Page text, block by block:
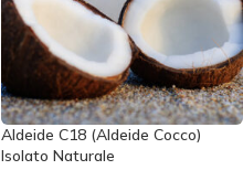
Aldeide C18 (Aldeide Cocco)
Isolato Naturale